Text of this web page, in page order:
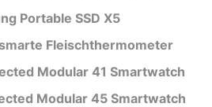
Portable SSD X5
smarte Fleischthermometer
Modular 41 Smartwatch
Modular 45 Smartwatch